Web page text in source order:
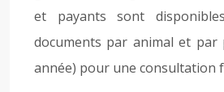
et payants sont
documents par animal et par
année) pour une consultation